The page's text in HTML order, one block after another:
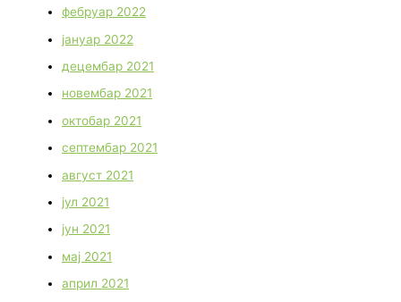
фебруар 2022
јануар 2022
децембар 2021
новембар 2021
октобар 2021
септембар 2021
август 2021
јул 2021
јун 2021
мај 2021
април 2021